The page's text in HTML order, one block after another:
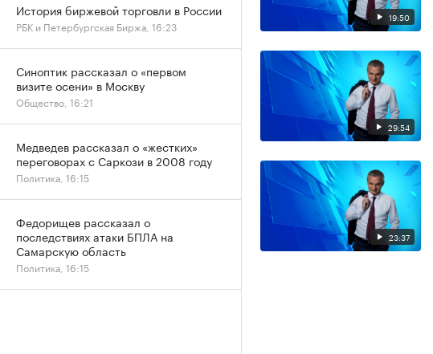
19:50
29:54
23:37
История биржевой торговли в России
РБК и Петербургская Биржа, 16:23
Синоптик рассказал о «первом
визите осени» в Москву
Общество, 16:21
Медведев рассказал о «жестких»
переговорах с Саркози в 2008 году
Политика, 16:15
Федорищев рассказал о
последствиях атаки БПЛА на
Самарскую область
Политика, 16:15